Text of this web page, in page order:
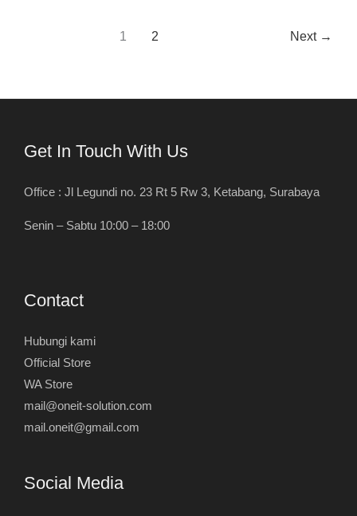
1 2 Next →
Get In Touch With Us
Office : Jl Legundi no. 23 Rt 5 Rw 3, Ketabang, Surabaya
Senin – Sabtu 10:00 – 18:00
Contact
Hubungi kami
Official Store
WA Store
mail@oneit-solution.com
mail.oneit@gmail.com
Social Media